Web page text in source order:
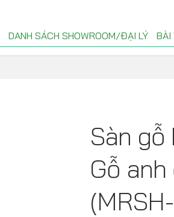
DANH SÁCH SHOWROOM/ĐẠI LÝ BÀI
Sàn
Gỗ